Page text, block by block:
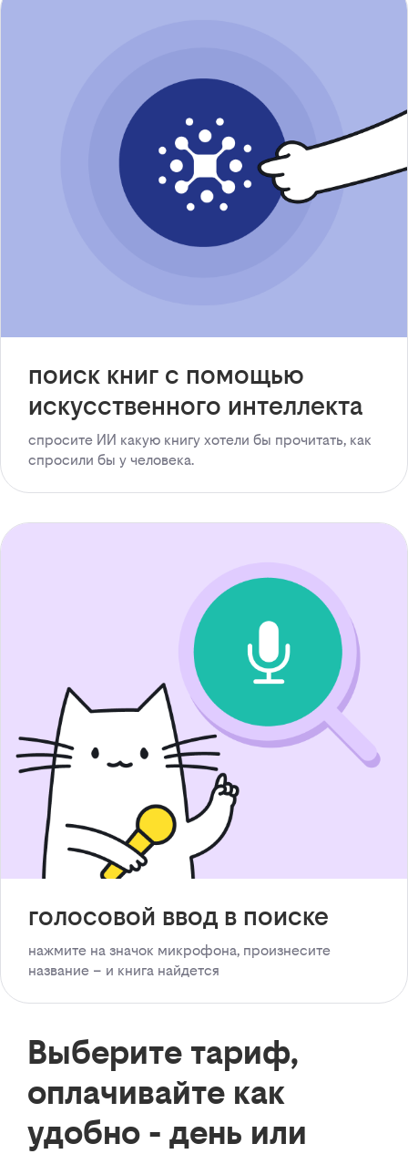
поиск книг с помощью
искусственного интеллекта
спросите ИИ какую книгу хотели бы прочитать, как
спросили бы у человека.
голосовой ввод в поиске
нажмите на значок микрофона, произнесите
название – и книга найдется
Выберите тариф,
оплачивайте как
удобно - день или